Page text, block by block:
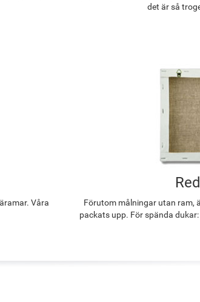
det är så
Våra
Förutom målningar utan ram,
packats upp. För spända